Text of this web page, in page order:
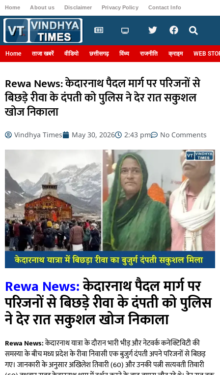
Home About us Disclaimer Privacy Policy Contact Info
Home ताजा खबरें वीडियो छत्तीसगढ़ विंध्य राजनीति क्राइम WEB
Rewa News: केदारनाथ पैदल मार्ग पर परिजनों से
बिछड़े रीवा के दंपती को पुलिस ने देर रात सकुशल
खोज निकाला
Vindhya Times May 30, 2026 2:43 pm No Comments
Rewa News:केदारनाथ पैदल मार्ग पर
परिजनों से बिछड़े रीवा के दंपती को पुलिस
ने देर रात सकुशल खोज निकाला
Rewa News:केदारनाथ यात्रा के दौरान भारी भीड़ और नेटवर्क कनेक्टिविटी की
समस्या के बीच मध्य प्रदेश के रीवा निवासी एक बुजुर्ग दंपती अपने परिजनों से बिछड़
गए। जानकारी के अनुसार अखिलेश तिवारी (60) और उनकी पत्नी सत्यवती तिवारी